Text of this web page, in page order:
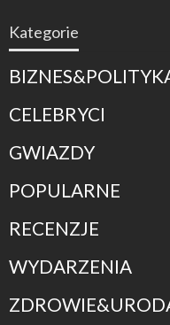
Kategorie
CELEBRYCI
GWIAZDY
POPULARNE
RECENZJE
WYDARZENIA